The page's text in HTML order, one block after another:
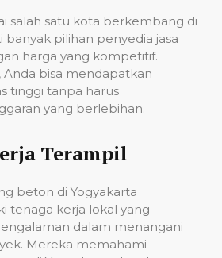
salah satu kota berkembang di
banyak pilihan penyedia jasa
harga yang kompetitif.
Anda bisa mendapatkan
tinggi tanpa harus
yang berlebihan.
Terampil
beton di Yogyakarta
tenaga kerja lokal yang
dalam menangani
Mereka memahami